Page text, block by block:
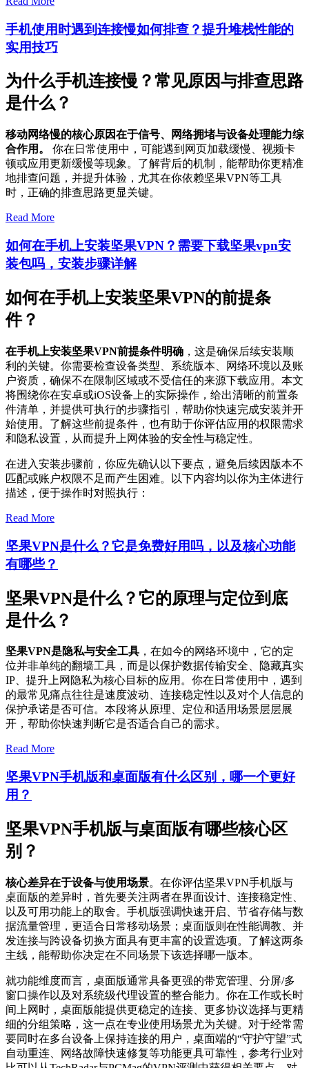
手机使用时遇到连接慢如何排查？提升堆栈性能的
实用技巧
为什么手机连接慢？常见原因与排查思路
是什么？
移动网络慢的核心原因在于信号、网络拥堵与设备处理能力综
合作用。
你在日常使用中，可能遇到网页加载缓慢、视频卡
顿或应用更新缓慢等现象。了解背后的机制，能帮助你更精准
地排查问题，并提升体验，尤其在你依赖坚果VPN等工具
时，正确的排查思路更显关键。
Read More
如何在手机上安装坚果VPN？需要下载坚果vpn安
装包吗，安装步骤详解
如何在手机上安装坚果VPN的前提条
件？
在手机上安装坚果VPN前提条件明确 ，这是确保后续安装顺
利的关键。你需要检查设备类型、系统版本、网络环境以及账
户资质，确保不在限制区域或不受信任的来源下载应用。本文
将围绕你在安卓或iOS设备上的实际操作，给出清晰的前置条
件清单，并提供可执行的步骤指引，帮助你快速完成安装并开
始使用。了解这些前提条件，也有助于你评估应用的权限需求
和隐私设置，从而提升上网体验的安全性与稳定性。
在进入安装步骤前，你应先确认以下要点，避免后续因版本不
匹配或账户权限不足而产生困难。以下内容均以你为主体进行
描述，便于操作时对照执行：
Read More
坚果VPN是什么？它是免费好用吗，以及核心功能
有哪些？
坚果VPN是什么？它的原理与定位到底
是什么？
坚果VPN是隐私与安全工具 ，在如今的网络环境中，它的定
位并非单纯的翻墙工具，而是以保护数据传输安全、隐藏真实
IP、提升上网隐私为核心目标的应用。你在日常使用中，遇到
的最常见痛点往往是速度波动、连接稳定性以及对个人信息的
保护承诺是否可信。本段将从原理、定位和适用场景层层展
开，帮助你快速判断它是否适合自己的需求。
Read More
坚果VPN手机版和桌面版有什么区别，哪一个更好
用？
坚果VPN手机版与桌面版有哪些核心区
别？
核心差异在于设备与使用场景。在你评估坚果VPN手机版与
桌面版的差异时，首先要关注两者在界面设计、连接稳定性、
以及可用功能上的取舍。手机版强调快速开启、节省存储与数
据流量管理，更适合日常移动场景；桌面版则在性能调教、并
发连接与跨设备切换方面具有更丰富的设置选项。了解这两条
主线，能帮助你决定在不同场景下该选择哪一版本。
就功能维度而言，桌面版通常具备更强的带宽管理、分屏/多
窗口操作以及对系统级代理设置的整合能力。你在工作或长时
间上网时，桌面版能提供更稳定的连接、更多协议选择与更精
细的分组策略，这一点在专业使用场景尤为关键。对于经常需
要同时在多台设备上保持连接的用户，桌面端的“守护守望”式
自动重连、网络故障快速修复等功能更具可靠性，参考行业对